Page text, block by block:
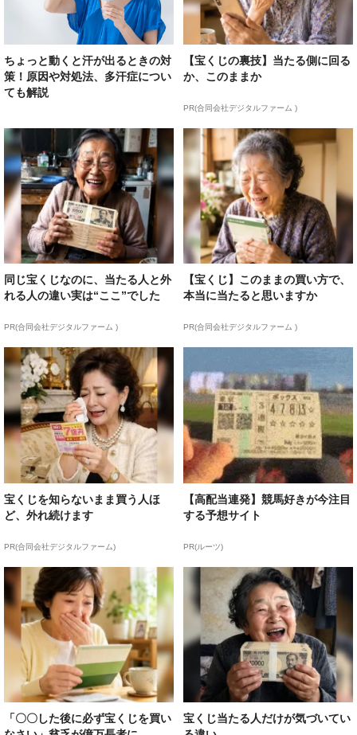
ちょっと動くと汗が出るときの対
策！原因や対処法、多汗症につい
ても解説
【宝くじの裏技】当たる側に回る
か、このままか
PR(合同会社デジタルファーム )
同じ宝くじなのに、当たる人と外
れる人の違い実は“ここ”でした
PR(合同会社デジタルファーム )
【宝くじ】このままの買い方で、
本当に当たると思いますか
PR(合同会社デジタルファーム )
宝くじを知らないまま買う人ほ
ど、外れ続けます
PR(合同会社デジタルファーム)
【高配当連発】競馬好きが今注目
する予想サイト
PR(ルーツ)
「〇〇した後に必ず宝くじを買い
宝くじ当たる人だけが気づいてい